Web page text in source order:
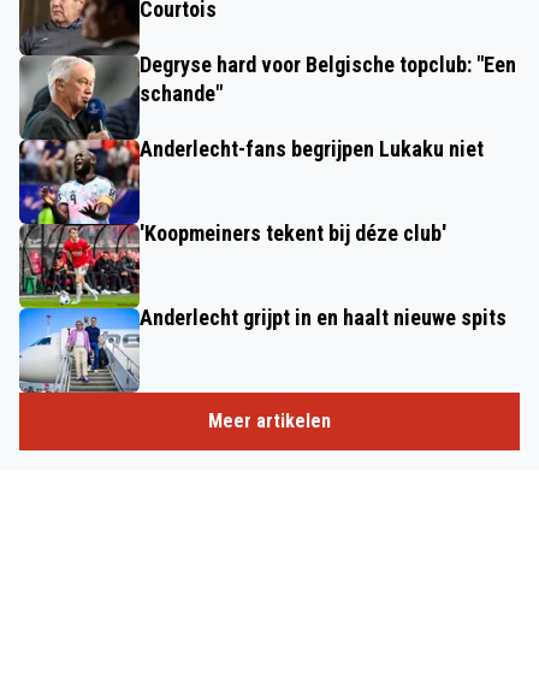
Courtois
Degryse hard voor Belgische topclub: "Een
schande"
Anderlecht-fans begrijpen Lukaku niet
'Koopmeiners tekent bij déze club'
Anderlecht grijpt in en haalt nieuwe spits
Meer artikelen